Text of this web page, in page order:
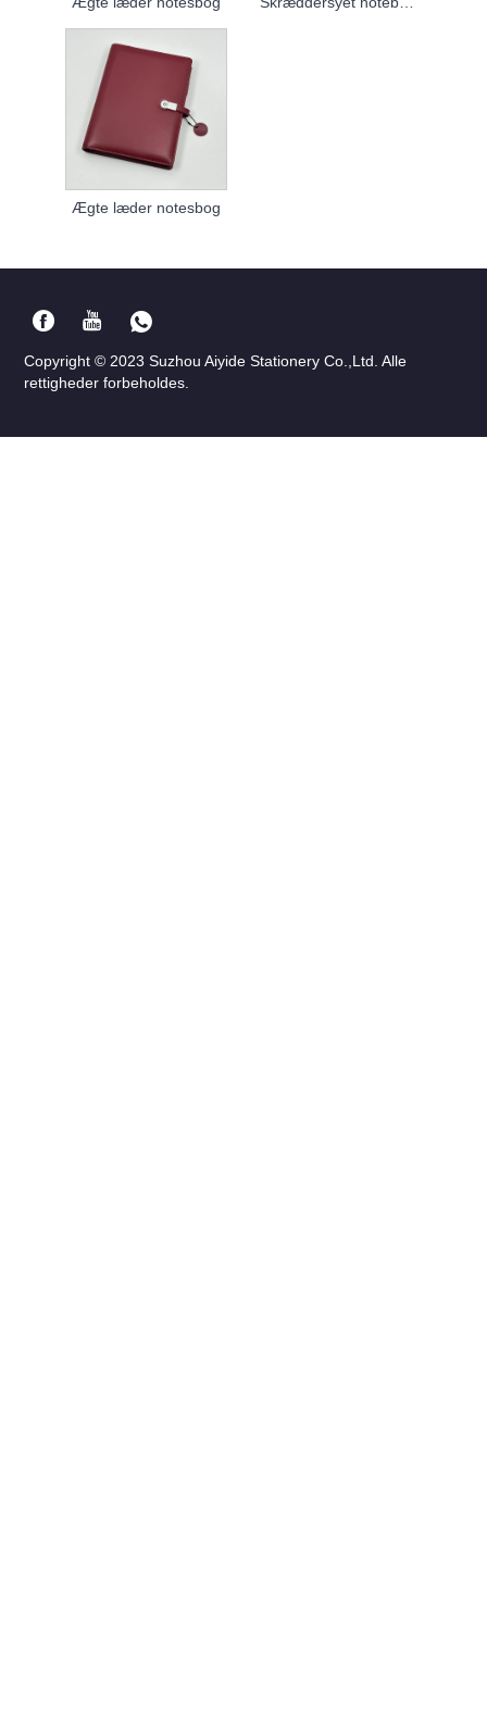
Ægte læder notesbog
Copyright © 2023 Suzhou Aiyide Stationery Co.,Ltd. Alle
rettigheder forbeholdes.